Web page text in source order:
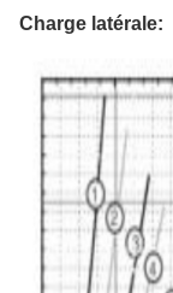
Charge latérale: